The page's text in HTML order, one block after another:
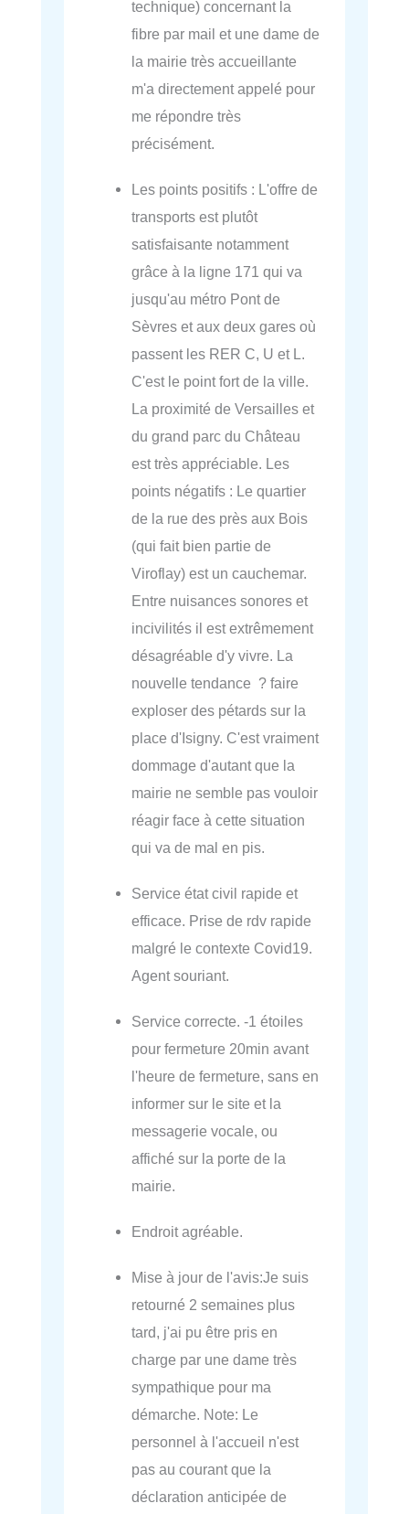
technique) concernant la
fibre par mail et une dame de
la mairie très accueillante
m'a directement appelé pour
me répondre très
précisément.
Les points positifs : L'offre de
transports est plutôt
satisfaisante notamment
grâce à la ligne 171 qui va
jusqu'au métro Pont de
Sèvres et aux deux gares où
passent les RER C, U et L.
C'est le point fort de la ville.
La proximité de Versailles et
du grand parc du Château
est très appréciable. Les
points négatifs : Le quartier
de la rue des près aux Bois
(qui fait bien partie de
Viroflay) est un cauchemar.
Entre nuisances sonores et
incivilités il est extrêmement
désagréable d'y vivre. La
nouvelle tendance ? faire
exploser des pétards sur la
place d'Isigny. C'est vraiment
dommage d'autant que la
mairie ne semble pas vouloir
réagir face à cette situation
qui va de mal en pis.
Service état civil rapide et
efficace. Prise de rdv rapide
malgré le contexte Covid19.
Agent souriant.
Service correcte. -1 étoiles
pour fermeture 20min avant
l'heure de fermeture, sans en
informer sur le site et la
messagerie vocale, ou
affiché sur la porte de la
mairie.
Endroit agréable.
Mise à jour de l'avis:Je suis
retourné 2 semaines plus
tard, j'ai pu être pris en
charge par une dame très
sympathique pour ma
démarche. Note: Le
personnel à l'accueil n'est
pas au courant que la
déclaration anticipée de